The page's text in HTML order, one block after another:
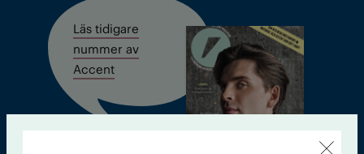
Läs tidigare
nummer av
Accent